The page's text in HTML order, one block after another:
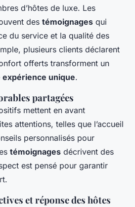
d’hôtes de luxe. Les
des témoignages qui
du service et la qualité des
plusieurs clients déclarent
offerts transforment un
expérience unique.
partagées
mettent en avant
attentions, telles que l’accueil
personnalisés pour
témoignages décrivent des
est pensé pour garantir
et réponse des hôtes